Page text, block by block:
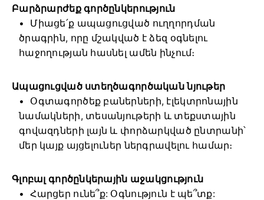
Բարձրարժեք գործընկերություն
Միացե՛ք ապացուցված ուղղորդման
ծրագրին, որը մշակված է ձեզ օգնելու
հաջողության հասնել ամեն ինչում։
Ապացուցված ստեղծագործական նյութեր
Օգտագործեք բաներների, էլեկտրոնային
նամակների, տեսանյութերի և տեքստային
գովազդների լայն և փորձարկված ընտրանի՝
մեր կայք այցելուներ ներգրավելու համար։
Գլոբալ գործընկերային աջակցություն
Հարցեր ունե՞ք: Օգնություն է պե՞տք: